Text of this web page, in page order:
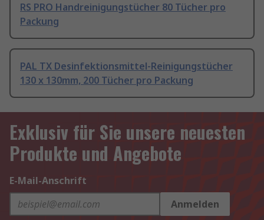
RS PRO Handreinigungstücher 80 Tücher pro
Packung
PAL TX Desinfektionsmittel-Reinigungstücher
130 x 130mm, 200 Tücher pro Packung
Exklusiv für Sie unsere neuesten
Produkte und Angebote
E-Mail-Anschrift
Anmelden